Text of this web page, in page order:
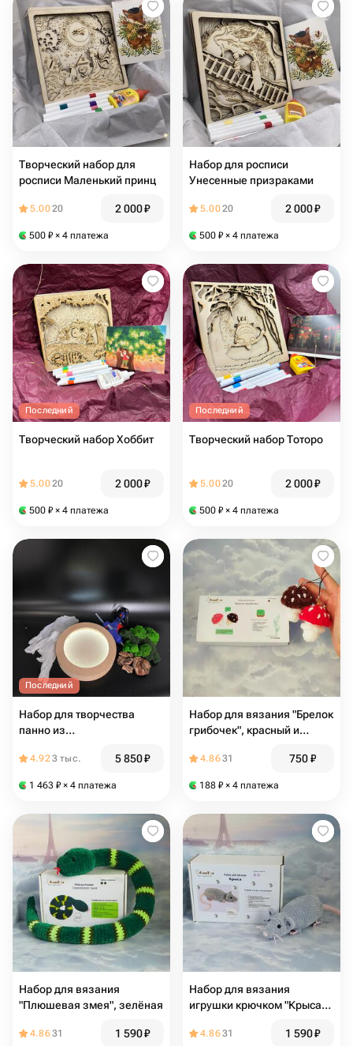
Творческий набор для
росписи Маленький принц
5.0020 2 000₽
500 ₽ × 4 платежа
Набор для росписи
Унесенные призраками
5.0020 2 000₽
500 ₽ × 4 платежа
Последний
Творческий набор Хоббит
5.0020 2 000₽
500 ₽ × 4 платежа
Последний
Творческий набор Тоторо
5.0020 2 000₽
500 ₽ × 4 платежа
Последний
Набор для творчества
панно из
подсветкой
4.923 тыс. 5 850₽
1 463 ₽ × 4 платежа
Набор для вязания "Брелок
грибочек", красный и
4.8631 750₽
188 ₽ × 4 платежа
Набор для вязания
"Плюшевая змея", зелёная
4.8631 1 590₽
Набор для вязания
игрушки крючком "Крыса",
4.8631 1 590₽